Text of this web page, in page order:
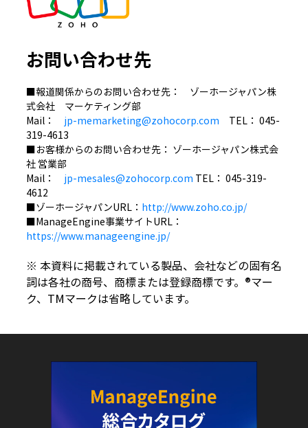
お問い合わせ先
■報道関係からのお問い合わせ先： ゾーホージャパン株
式会社 マーケティング部
Mail： jp-memarketing@zohocorp.com TEL： 045-
319-4613
■お客様からのお問い合わせ先： ゾーホージャパン株式会
社 営業部
Mail： jp-mesales@zohocorp.com TEL： 045-319-
4612
■ゾーホージャパンURL： http://www.zoho.co.jp/
■ManageEngine事業サイトURL：
https://www.manageengine.jp/
※ 本資料に掲載されている製品、会社などの固有名
詞は各社の商号、商標または登録商標です。®マー
ク、TMマークは省略しています。